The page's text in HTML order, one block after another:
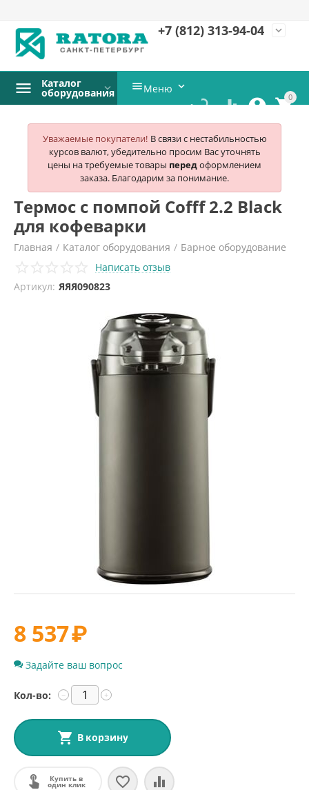
+7 (812) 313-94-04 expand_more
0


 
Каталог
оборудования Меню 
Уважаемые покупатели! В связи с нестабильностью
курсов валют, убедительно просим Вас уточнять
цены на требуемые товары передоформлением
заказа. Благодарим за понимание.
Термос с помпой Cofff 2.2 Black
для кофеварки
Главная / Каталог оборудования / Барное оборудование
Написать отзыв
Артикул: ЯЯЯ090823
8 537₽
Задайте ваш вопрос
Кол-во: +
−
В корзину
Купить в
один клик